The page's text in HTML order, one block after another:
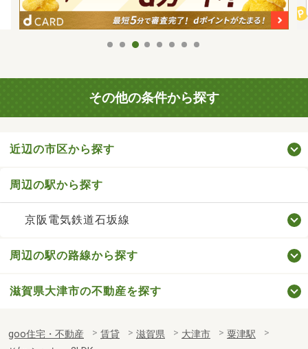
その他の条件から探す
近辺の市区から探す
周辺の駅から探す
京阪電気鉄道石坂線
周辺の駅の路線から探す
滋賀県大津市の不動産を探す
goo住宅・不動産 賃貸 滋賀県 大津市
粟津駅